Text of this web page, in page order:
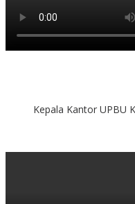
Kepala Kantor UPBU